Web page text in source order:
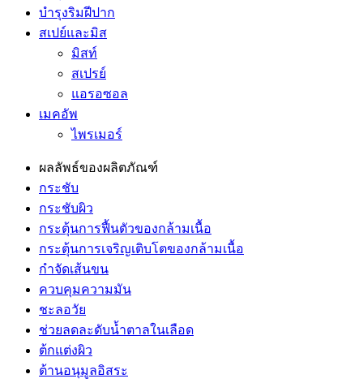
บำรุงริมฝีปาก
สเปย์และมิส
มิสท์
สเปรย์
แอรอซอล
เมคอัพ
ไพรเมอร์
ผลลัพธ์ของผลิตภัณฑ์
กระชับ
กระชับผิว
กระตุ้นการฟื้นตัวของกล้ามเนื้อ
กระตุ้นการเจริญเติบโตของกล้ามเนื้อ
กำจัดเส้นขน
ควบคุมความมัน
ชะลอวัย
ช่วยลดละดับน้ำตาลในเลือด
ต้กแต่งผิว
ต้านอนุมูลอิสระ